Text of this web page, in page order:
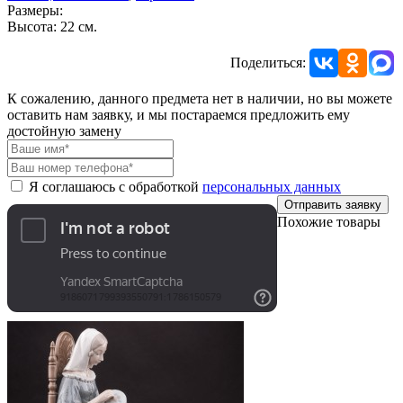
Размеры:
Высота: 22 см.
Поделиться:
К сожалению, данного предмета нет в наличии, но вы можете
оставить нам заявку, и мы постараемся предложить ему
достойную замену
Я соглашаюсь с обработкой персональных данных
Отправить заявку
Похожие товары